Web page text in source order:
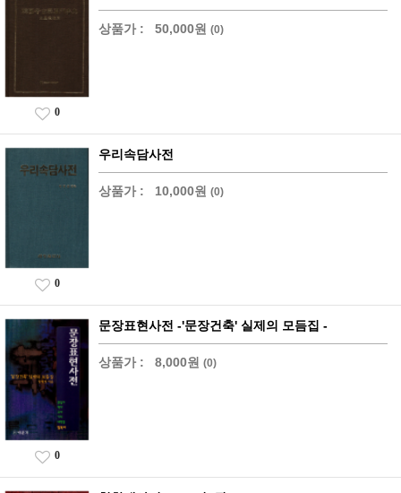
상품가 : 50,000원 (0)
0
우리속담사전
상품가 : 10,000원 (0)
0
문장표현사전 -'문장건축' 실제의 모듬집 -
상품가 : 8,000원 (0)
0